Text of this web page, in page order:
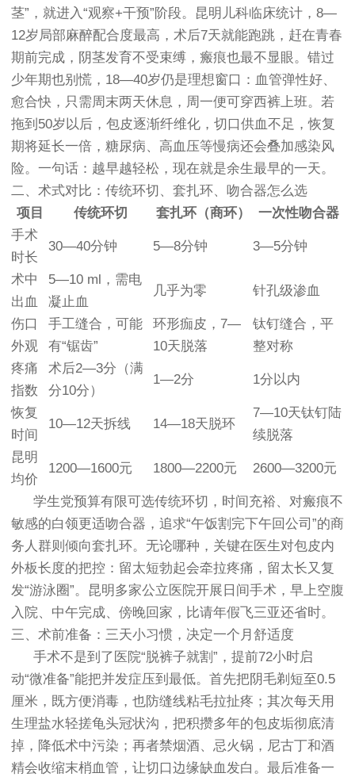
茎”，就进入“观察+干预”阶段。昆明儿科临床统计，8—
12岁局部麻醉配合度最高，术后7天就能跑跳，赶在青春
期前完成，阴茎发育不受束缚，瘢痕也最不显眼。错过
少年期也别慌，18—40岁仍是理想窗口：血管弹性好、
愈合快，只需周末两天休息，周一便可穿西裤上班。若
拖到50岁以后，包皮逐渐纤维化，切口供血不足，恢复
期将延长一倍，糖尿病、高血压等慢病还会叠加感染风
险。一句话：越早越轻松，现在就是余生最早的一天。
二、术式对比：传统环切、套扎环、吻合器怎么选
项目
传统环切 套扎环（商环）
一次性吻合器
手术
时长
30—40分钟 5—8分钟 3—5分钟
术中
出血
5—10 ml，需电
凝止血
几乎为零 针孔级渗血
伤口
外观
手工缝合，可能
有“锯齿”
环形痂皮，7—
10天脱落
钛钉缝合，平
整对称
疼痛
指数
术后2—3分（满
分10分）
1—2分 1分以内
恢复
时间
10—12天拆线 14—18天脱环
7—10天钛钉陆
续脱落
昆明
均价
1200—1600元 1800—2200元 2600—3200元
学生党预算有限可选传统环切，时间充裕、对瘢痕不
敏感的白领更适吻合器，追求“午饭割完下午回公司”的商
务人群则倾向套扎环。无论哪种，关键在医生对包皮内
外板长度的把控：留太短勃起会牵拉疼痛，留太长又复
发“游泳圈”。昆明多家公立医院开展日间手术，早上空腹
入院、中午完成、傍晚回家，比请年假飞三亚还省时。
三、术前准备：三天小习惯，决定一个月舒适度
手术不是到了医院“脱裤子就割”，提前72小时启
动“微准备”能把并发症压到最低。首先把阴毛剃短至0.5
厘米，既方便消毒，也防缝线粘毛拉扯疼；其次每天用
生理盐水轻搓龟头冠状沟，把积攒多年的包皮垢彻底清
掉，降低术中污染；再者禁烟酒、忌火锅，尼古丁和酒
精会收缩末梢血管，让切口边缘缺血发白。最后准备一